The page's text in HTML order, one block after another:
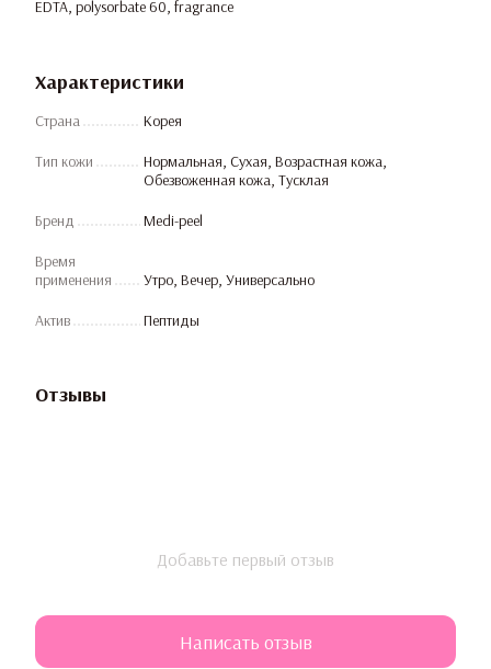
EDTA, polysorbate 60, fragrance
Характеристики
Страна Корея
Тип кожи
Нормальная, Сухая, Возрастная кожа,
Обезвоженная кожа, Тусклая
Бренд Medi-peel
Время
применения
Утро, Вечер, Универсально
Актив Пептиды
Отзывы
Добавьте первый отзыв
Написать отзыв